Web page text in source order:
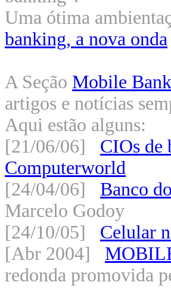
Uma ótima
banking, a nova onda
A Seção Mobile
artigos e notícias
Aqui estão alguns:
[21/06/06] CIOs de
Computerworld
[24/04/06] Banco
Marcelo Godoy
[24/10/05] Celular
[Abr 2004]
redonda promovida